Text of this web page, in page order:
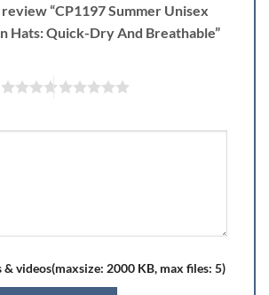
“CP1197 Summer Unisex
Hats: Quick-Dry And Breathable”
videos(maxsize: 2000 KB, max files: 5)